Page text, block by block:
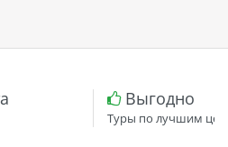
Выгодно
Туры по лучшим